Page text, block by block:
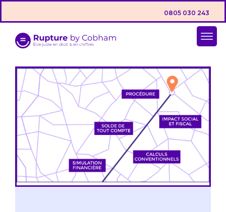
0805 030 243